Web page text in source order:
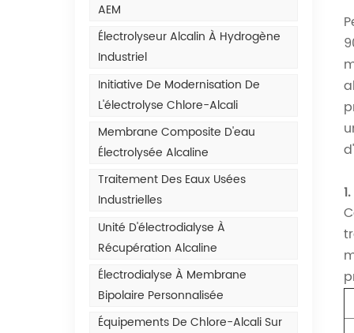
AEM
Électrolyseur Alcalin À Hydrogène
Industriel
Initiative De Modernisation De
L'électrolyse Chlore-Alcali
Membrane Composite D'eau
Électrolysée Alcaline
Traitement Des Eaux Usées
Industrielles
Unité D'électrodialyse À
Récupération Alcaline
Électrodialyse À Membrane
Bipolaire Personnalisée
Équipements De Chlore-Alcali Sur